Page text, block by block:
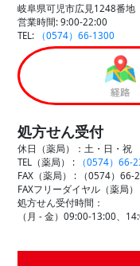
岐阜県可児市広見1248番地
営業時間: 9:00-22:00
TEL:
（0574）66-1300
処方せん受付
休日（薬局）：土・日・祝
TEL（薬局） :
（0574）66-
FAX（薬局） :
（0574）66-
FAXフリーダイヤル（薬局
処方せん受付時間：
（月 - 金）09:00-13:00、